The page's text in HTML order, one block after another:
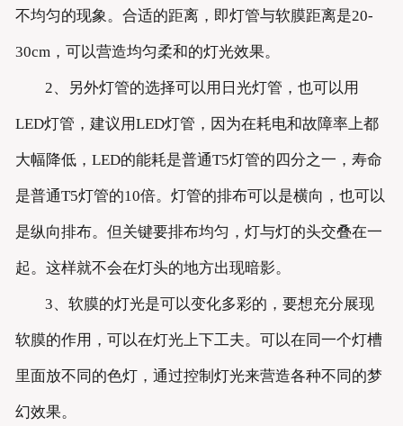
不均匀的现象。合适的距离，即灯管与软膜距离是20-
30cm，可以营造均匀柔和的灯光效果。
2、另外灯管的选择可以用日光灯管，也可以用
LED灯管，建议用LED灯管，因为在耗电和故障率上都
大幅降低，LED的能耗是普通T5灯管的四分之一，寿命
是普通T5灯管的10倍。灯管的排布可以是横向，也可以
是纵向排布。但关键要排布均匀，灯与灯的头交叠在一
起。这样就不会在灯头的地方出现暗影。
3、软膜的灯光是可以变化多彩的，要想充分展现
软膜的作用，可以在灯光上下工夫。可以在同一个灯槽
里面放不同的色灯，通过控制灯光来营造各种不同的梦
幻效果。